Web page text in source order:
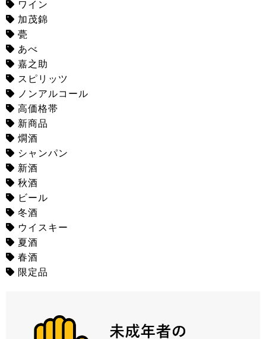
ワイン
加茂錦
甍
あべ
嘉之助
スピリッツ
ノンアルコール
高価格帯
新商品
燗酒
シャンパン
新酒
秋酒
ビール
冬酒
ウイスキー
夏酒
春酒
限定品